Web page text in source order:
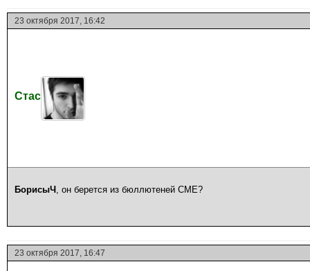
23 октября 2017, 16:42
Стас
БорисыЧ , он берется из бюллютеней СМЕ?
23 октября 2017, 16:47